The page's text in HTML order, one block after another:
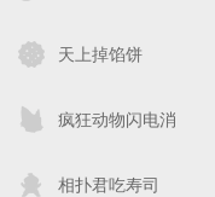
天上掉馅饼
疯狂动物闪电消
相扑君吃寿司